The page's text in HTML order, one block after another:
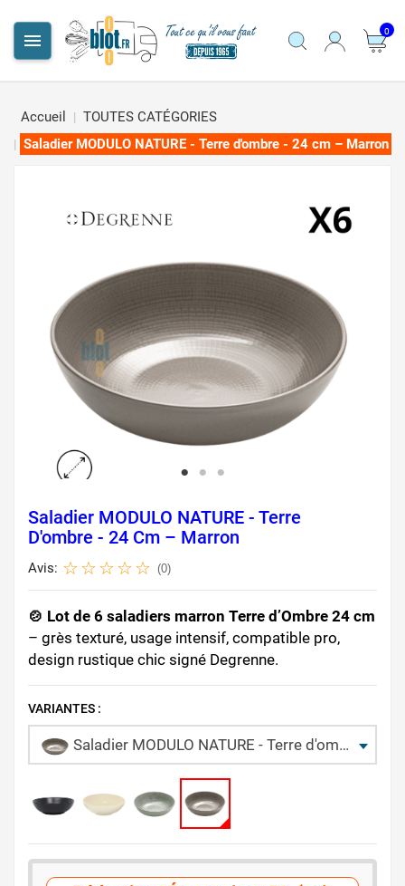
 0
Accueil
TOUTES CATÉGORIES
Saladier MODULO NATURE - Terre d'ombre - 24 cm – Marron
Saladier MODULO NATURE - Terre
D'ombre - 24 Cm – Marron
Avis: (0)
🍲 Lot de 6 saladiers marron Terre d’Ombre 24 cm
– grès texturé, usage intensif, compatible pro,
design rustique chic signé Degrenne.
VARIANTES :
Saladier MODULO NATURE - Terre d'ombre - 24 cm – Marron